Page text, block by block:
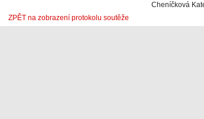
Cheníčková
ZPĚT na zobrazení protokolu soutěže